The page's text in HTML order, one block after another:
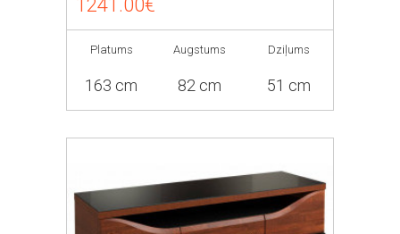
1241.00€
Platums
163 cm
Augstums
82 cm
Dziļums
51 cm